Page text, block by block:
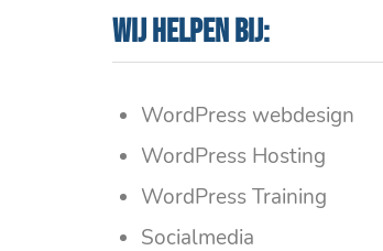
Wij helpen bij:
WordPress webdesign
WordPress Hosting
WordPress Training
Socialmedia